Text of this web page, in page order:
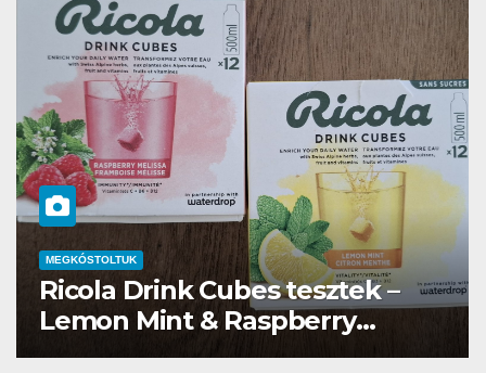
MEGKÓSTOLTUK
Waterdrop üdítő kapszula teszt